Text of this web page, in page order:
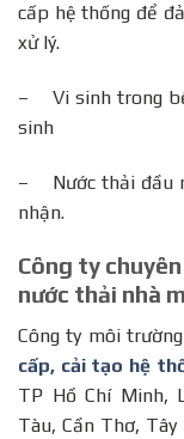
cấp hệ thống để
xử lý.
– Vi sinh trong
sinh
– Nước thải đầu
nhận.
Công ty
nước thải nhà
Công ty môi
cấp, cải tạo hệ
TP Hồ Chí Minh,
Tàu, Cần Thơ,